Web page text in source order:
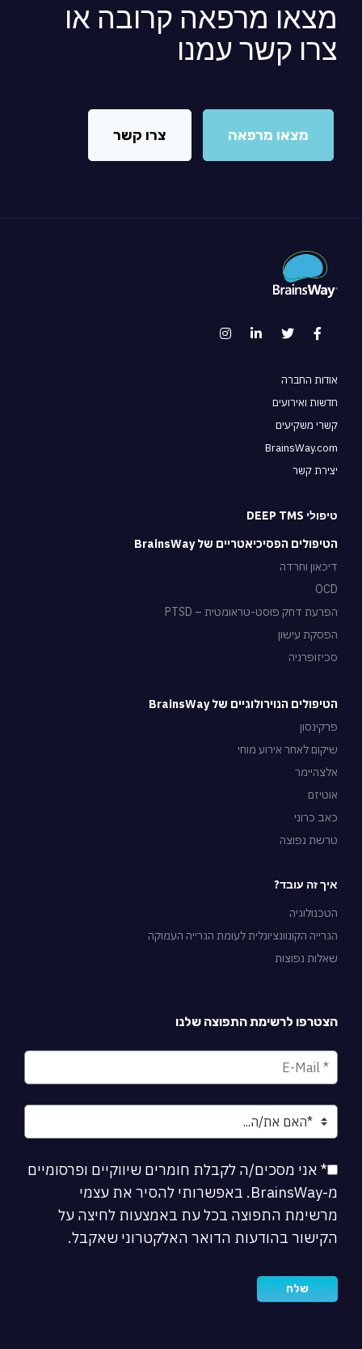
מצאו מרפאה קרובה או
צרו קשר עמנו
מצאו מרפאה צרו קשר
אודות החברה
חדשות ואירועים
קשרי משקיעים
BrainsWay.com
יצירת קשר
טיפולי DEEP TMS
הטיפולים הפסיכיאטריים של BrainsWay
דיכאון וחרדה
OCD
הפרעת דחק פוסט-טראומטית – PTSD
הפסקת עישון
סכיזופרניה
הטיפולים הנוירולוגיים של BrainsWay
פרקינסון
שיקום לאחר אירוע מוחי
אלצהיימר
אוטיזם
כאב כרוני
טרשת נפוצה
איך זה עובד?
הטכנולוגיה
הגרייה הקונוונציונלית לעומת הגרייה העמוקה
שאלות נפוצות
הצטרפו לרשימת התפוצה שלנו
* אני מסכים/ה לקבלת חומרים שיווקיים ופרסומיים
מ-BrainsWay. באפשרותי להסיר את עצמי
מרשימת התפוצה בכל עת באמצעות לחיצה על
הקישור בהודעות הדואר האלקטרוני שאקבל.